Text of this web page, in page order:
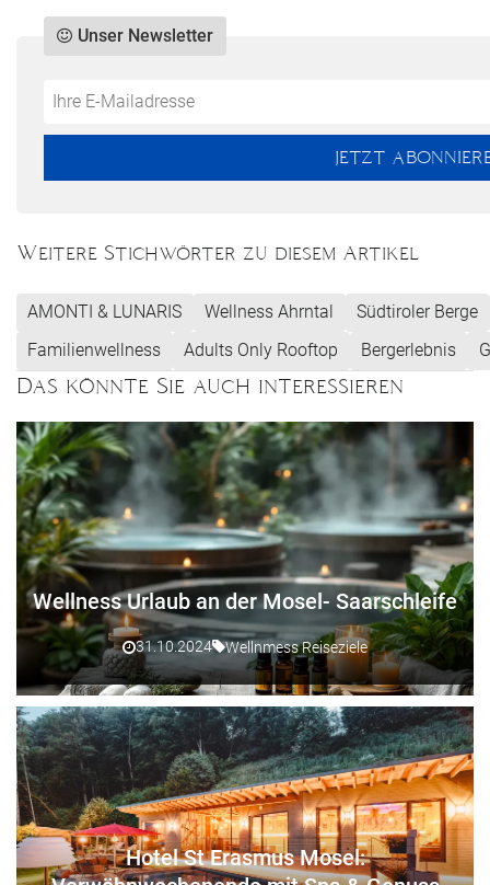
Do
Unser Newsletter
*Ihre
JETZT
Weitere Stichwörter zu diesem Artikel
AMONTI & LUNARIS Wellness Ahrntal
Südtiroler Berge
Familienwellness
Adults Only Rooftop Bergerlebnis
Das könnte Sie auch interessieren
Wellness Urlaub an der Mosel- Saarschleife
31.10.2024 Wellnmess Reiseziele
Hotel St Erasmus Mosel: